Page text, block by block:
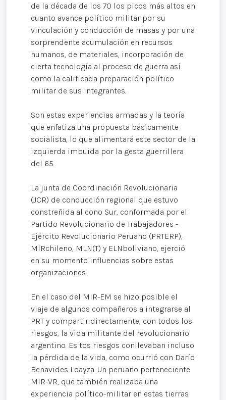
de la década de los 70 los picos más altos en
cuanto avance político militar por su
vinculación y conducción de masas y por una
sorprendente acumulación en recursos
humanos, de materiales, incorporación de
cierta tecnología al proceso de guerra así
como la calificada preparación político
militar de sus integrantes.
Son estas experiencias armadas y la teoría
que enfatiza una propuesta básicamente
socialista, lo que alimentará este sector de la
izquierda imbuida por la gesta guerrillera
del 65.
La junta de Coordinación Revolucionaria
(JCR) de conducción regional que estuvo
constreñida al cono Sur, conformada por el
Partido Revolucionario de Trabajadores -
Ejército Revolucionario Peruano (PRTERP),
MlRchileno, MLN(T) y ELNboliviano, ejerció
en su momento influencias sobre estas
organizaciones.
En el caso del MIR-EM se hizo posible el
viaje de algunos compañeros a integrarse al
PRT y compartir directamente, con todos los
riesgos, la vida militante del revolucionario
argentino. Es tos riesgos conllevaban incluso
la pérdida de la vida, como ocurrió con Darío
Benavides Loayza. Un peruano perteneciente
MIR-VR, que también realizaba una
experiencia político-militar en estas tierras.